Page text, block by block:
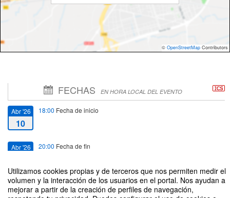
Utilizamos cookies propias y de terceros que nos permiten medir el
volumen y la interacción de los usuarios en el portal. Nos ayudan a
mejorar a partir de la creación de perfiles de navegación,
© OpenStreetMap Contributors
FECHAS EN HORA LOCAL DEL EVENTO
Abr '26
10
18:00 Fecha de inicio
Abr '26 20:00 Fecha de fin